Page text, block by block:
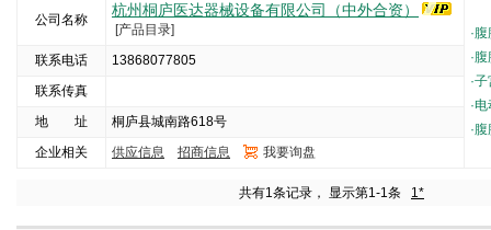
公司名称
杭州桐庐医达器械设备有限公司（中外合资）
[产品目录] ·腹
·腹
·子
·电
·腹
联系电话
13868077805
联系传真
地 址
桐庐县城南路618号
企业相关
供应信息 招商信息 我要询盘
共有1条记录， 显示第1-1条 1*